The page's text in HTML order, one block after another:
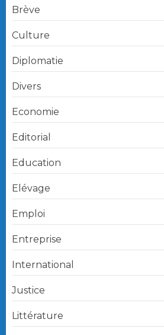
Brève
Culture
Diplomatie
Divers
Economie
Editorial
Education
Elévage
Emploi
Entreprise
International
Justice
Littérature